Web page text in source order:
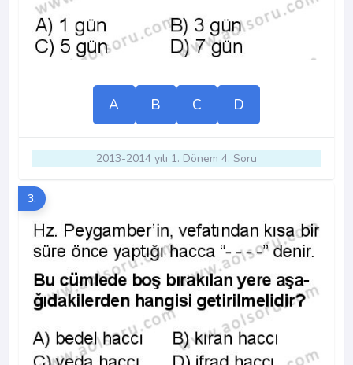
A B C D
2013-2014 yılı 1. Dönem 4. Soru
3.